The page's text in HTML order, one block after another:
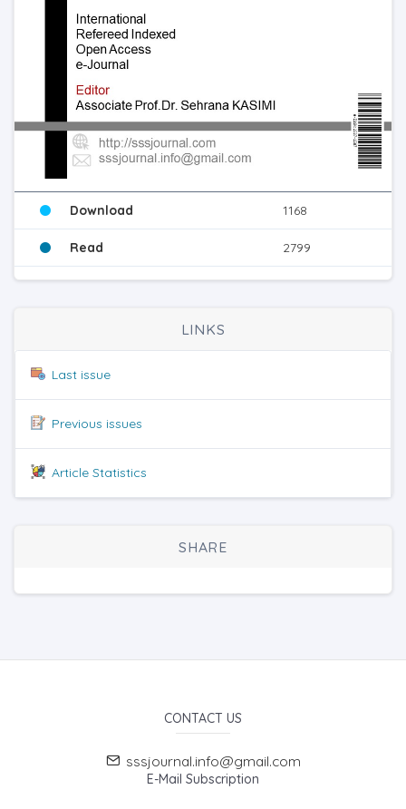
Download 1168
Read 2799
LINKS
Last issue
Previous issues
Article Statistics
SHARE
CONTACT US
sssjournal.info@gmail.com
E-Mail Subscription